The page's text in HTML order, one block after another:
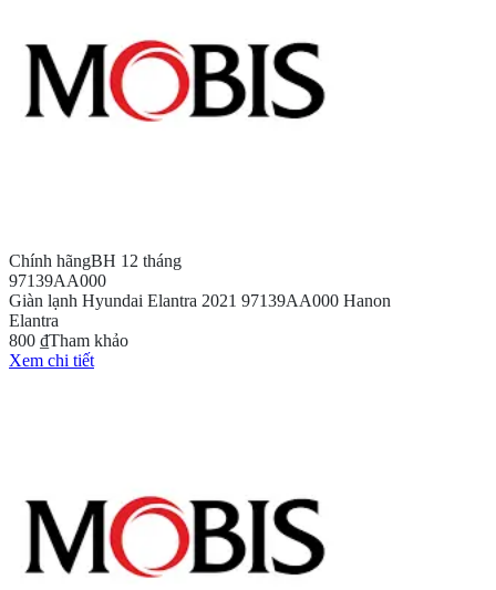
Chính hãngBH 12 tháng
97139AA000
Giàn lạnh Hyundai Elantra 2021 97139AA000 Hanon
Elantra
800 ₫Tham khảo
Xem chi tiết